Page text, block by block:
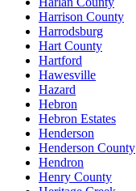
Harrison County
Harrodsburg
Hart County
Hartford
Hawesville
Hazard
Hebron
Hebron Estates
Henderson
Henderson County
Hendron
Henry County